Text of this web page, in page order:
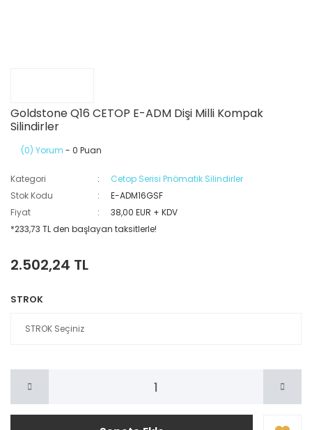
Goldstone Q16 CETOP E-ADM Dişi Milli Kompak
Silindirler
(0) Yorum - 0 Puan
Kategori
Cetop Serisi Pnömatik Silindirler
Stok Kodu
E-ADM16GSF
Fiyat
38,00 EUR + KDV
*233,73 TL den başlayan taksitlerle!
2.502,24 TL
STROK